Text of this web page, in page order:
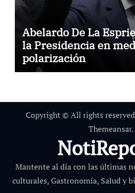
Abelardo De La
la Presidencia en
polarización
Copyright © All rights reserved
Themeansar.
Mantente al día con las últimas
culturales, Gastronomía, Salud y